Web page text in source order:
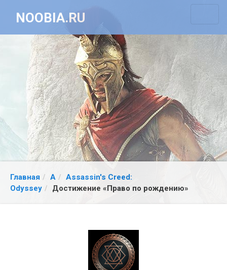
NOOBIA.RU
Главная A
Assassin's Creed:
Odyssey
Достижение «Право по рождению»